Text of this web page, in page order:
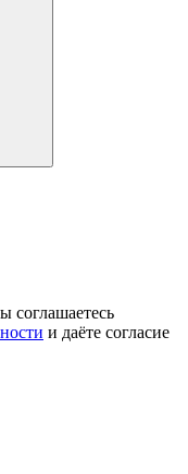
соглашаетесь
и даёте согласие